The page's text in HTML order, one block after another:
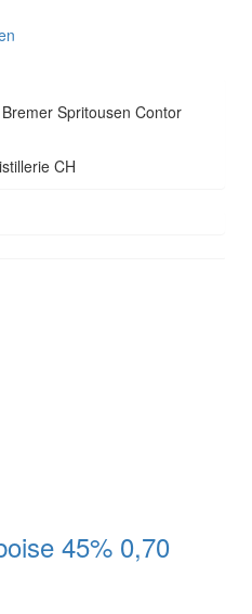
Spritousen Contor
CH
45% 0,70